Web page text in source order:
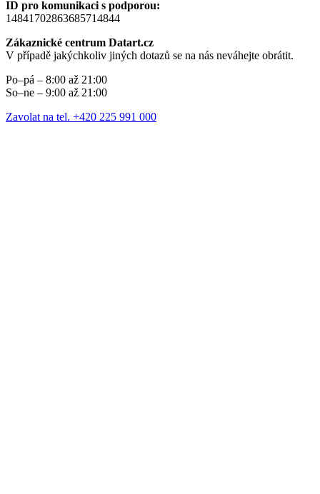
ID pro komunikaci s podporou:
14841702863685714844
Zákaznické centrum Datart.cz
V případě jakýchkoliv jiných dotazů se na nás neváhejte obrátit.
Po–pá – 8:00 až 21:00
So–ne – 9:00 až 21:00
Zavolat na tel. +420 225 991 000